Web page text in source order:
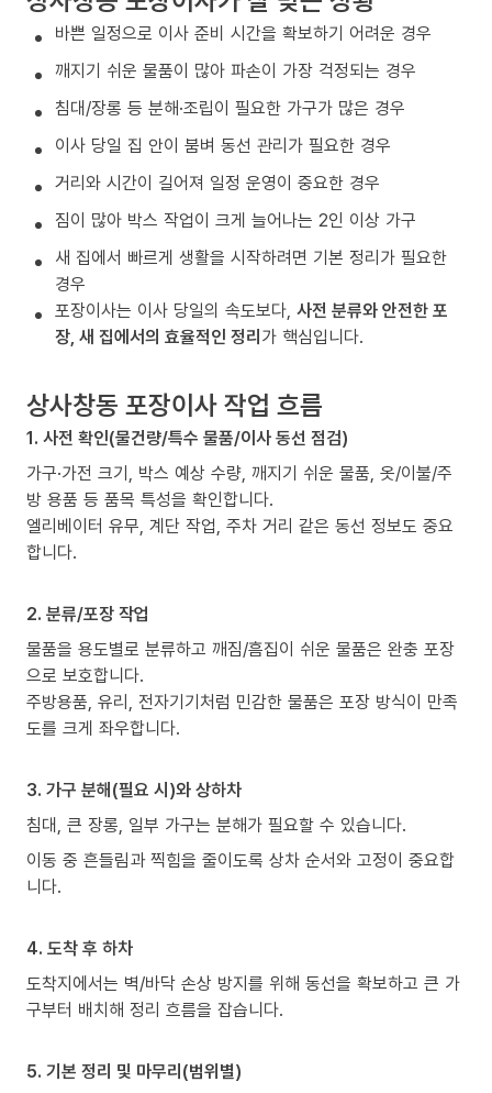
바쁜 일정으로 이사 준비 시간을 확보하기 어려운 경우
깨지기 쉬운 물품이 많아 파손이 가장 걱정되는 경우
침대/장롱 등 분해·조립이 필요한 가구가 많은 경우
이사 당일 집 안이 붐벼 동선 관리가 필요한 경우
거리와 시간이 길어져 일정 운영이 중요한 경우
짐이 많아 박스 작업이 크게 늘어나는 2인 이상 가구
새 집에서 빠르게 생활을 시작하려면 기본 정리가 필요한
경우
포장이사는 이사 당일의 속도보다, 사전 분류와 안전한 포
장, 새 집에서의 효율적인 정리가 핵심입니다.
상사창동 포장이사 작업 흐름
1. 사전 확인(물건량/특수 물품/이사 동선 점검)
가구·가전 크기, 박스 예상 수량, 깨지기 쉬운 물품, 옷/이불/주
방 용품 등 품목 특성을 확인합니다.
엘리베이터 유무, 계단 작업, 주차 거리 같은 동선 정보도 중요
합니다.
2. 분류/포장 작업
물품을 용도별로 분류하고 깨짐/흠집이 쉬운 물품은 완충 포장
으로 보호합니다.
주방용품, 유리, 전자기기처럼 민감한 물품은 포장 방식이 만족
도를 크게 좌우합니다.
3. 가구 분해(필요 시)와 상하차
침대, 큰 장롱, 일부 가구는 분해가 필요할 수 있습니다.
이동 중 흔들림과 찍힘을 줄이도록 상차 순서와 고정이 중요합
니다.
4. 도착 후 하차
도착지에서는 벽/바닥 손상 방지를 위해 동선을 확보하고 큰 가
구부터 배치해 정리 흐름을 잡습니다.
5. 기본 정리 및 마무리(범위별)